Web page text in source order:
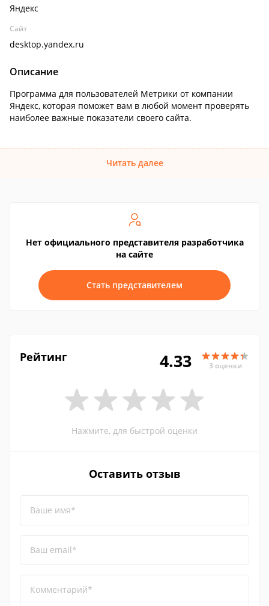
Яндекс
Сайт
desktop.yandex.ru
Описание
Программа для пользователей Метрики от компании
Яндекс, которая поможет вам в любой момент проверять
наиболее важные показатели своего сайта.
Читать далее
Нет официального представителя разработчика
на сайте
Стать представителем
Рейтинг 4.33 3 оценки
Нажмите, для быстрой оценки
Оставить отзыв
Ваше имя*
Ваш email*
Комментарий*